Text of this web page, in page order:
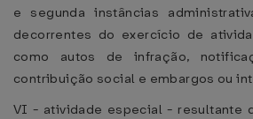
e segunda instâncias
decorrentes do exercício de
como autos de infração,
contribuição social e embargos ou
VI - atividade especial - resultante